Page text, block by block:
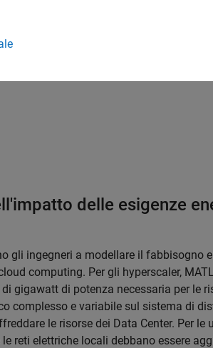
per microgrid da 300 kW e
delle esigenze
gli ingegneri a modellare il fabbisogno
computing. Per gli hyperscaler,
gigawatt di potenza necessaria per le
complesso e variabile sul sistema di
le risorse dei Data Center. Per le
reti elettriche locali debbano essere